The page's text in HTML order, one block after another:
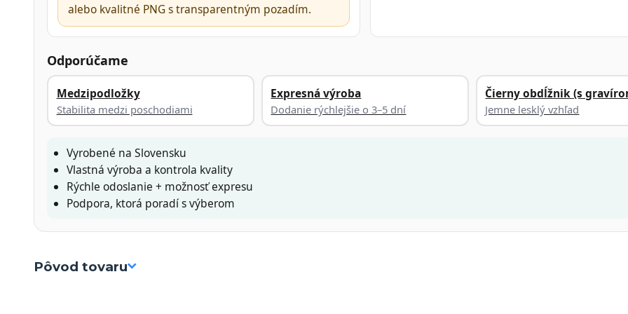
alebo kvalitné PNG s transparentným pozadím.
Odporúčame
Medzipodložky
Stabilita medzi poschodiami
Expresná výroba
Dodanie rýchlejšie o 3–5 dní
Čierny obdĺžnik (s
Jemne lesklý vzhľad
Vyrobené na Slovensku
Vlastná výroba a kontrola kvality
Rýchle odoslanie + možnosť expresu
Podpora, ktorá poradí s výberom
Pôvod tovaru